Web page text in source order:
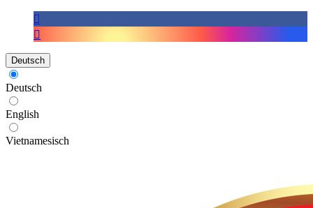
Deutsch
Deutsch
English
Vietnamesisch